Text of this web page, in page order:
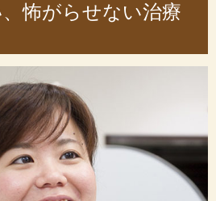
怖がらせない治療